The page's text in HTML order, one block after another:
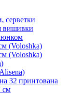
серветки
вишивки
(Voloshka)
(Voloshka)
32 принтована
см